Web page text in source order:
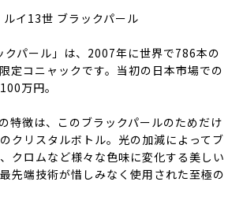
クパール」は、2007年に世界で786本の
定コニャックです。当初の日本市場での
万円。
特徴は、このブラックパールのためだけ
クリスタルボトル。光の加減によってブ
クロムなど様々な色味に変化する美しい
先端技術が惜しみなく使用された至極の